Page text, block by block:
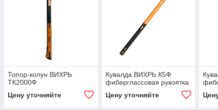
Топор-колун ВИХРЬ
ТК2000Ф
Цену уточняйте
Кувалда ВИХРЬ К5Ф
фиберглассовая рукоятка
Цену уточняйте